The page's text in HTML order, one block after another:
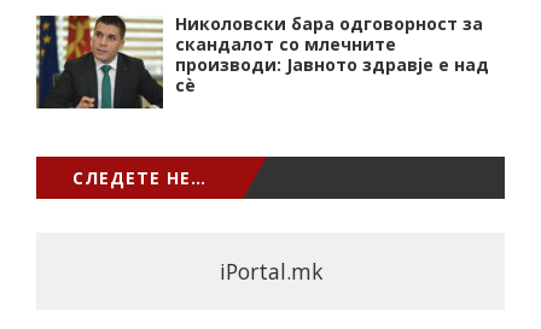
Николовски бара одговорност за
скандалот со млечните
производи: Јавното здравје е над
сѐ
СЛЕДЕТЕ НЕ…
iPortal.mk